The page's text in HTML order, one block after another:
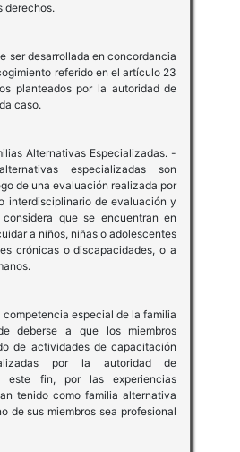
derechos.
ser desarrollada en concordancia
referido en el artículo 23
planteados por la autoridad de
caso.
Alternativas Especializadas. -
especializadas son
de una evaluación realizada por
interdisciplinario de evaluación y
considera que se encuentran en
a niños, niñas o adolescentes
crónicas o discapacidades, o a
competencia especial de la familia
deberse a que los miembros
de actividades de capacitación
por la autoridad de
este fin, por las experiencias
tenido como familia alternativa
de sus miembros sea profesional